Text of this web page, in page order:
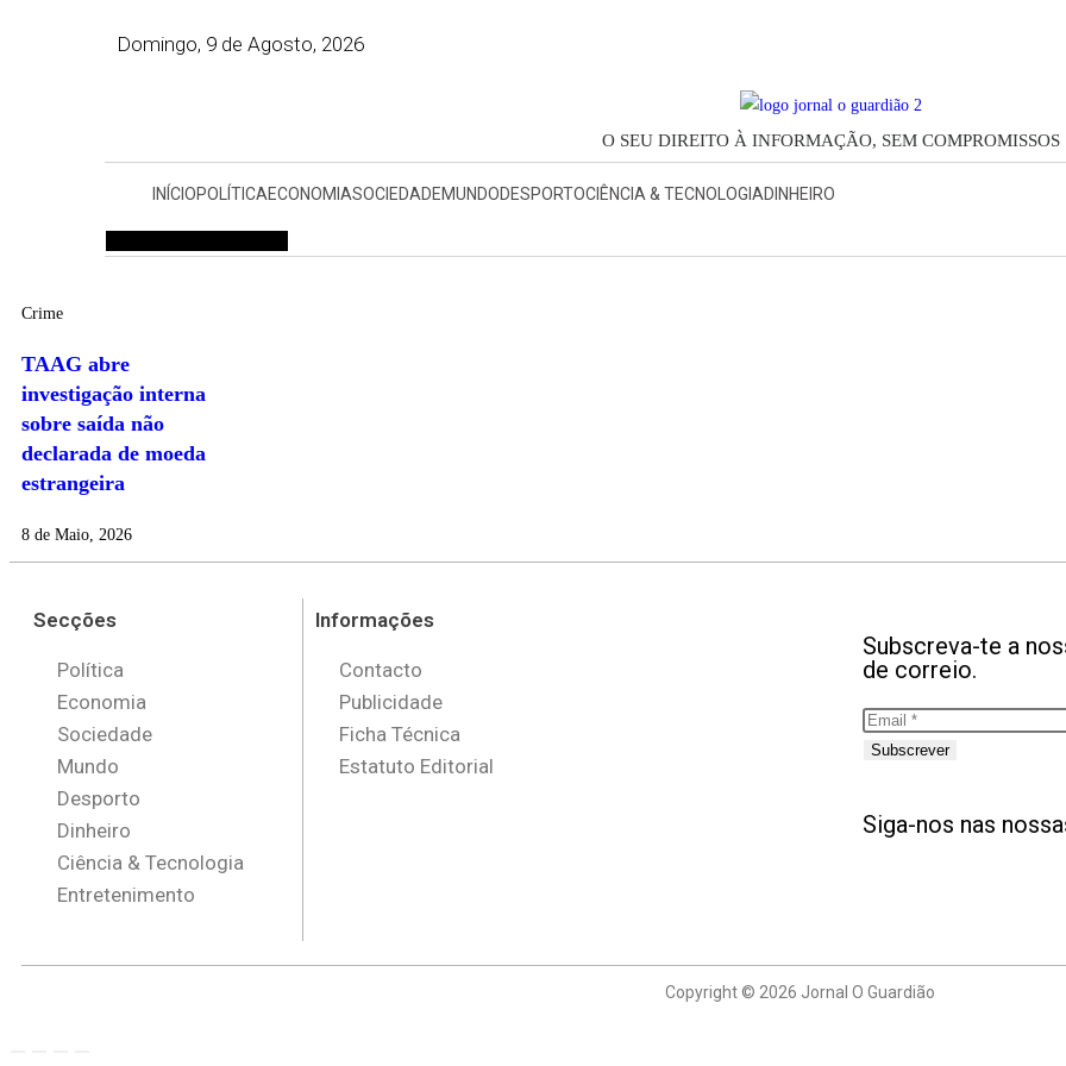
Domingo, 9 de Agosto, 2026
O SEU DIREITO À INFORMAÇÃO, SEM COMPROMISSOS
INÍCIOPOLÍTICAECONOMIASOCIEDADEMUNDODESPORTOCIÊNCIA & TECNOLOGIADINHEIRO
Crime
TAAG abre
investigação interna
sobre saída não
declarada de moeda
estrangeira
8 de Maio, 2026
Secções
Política
Economia
Sociedade
Mundo
Desporto
Dinheiro
Ciência & Tecnologia
Entretenimento
Informações
Contacto
Publicidade
Ficha Técnica
Estatuto Editorial
Subscreva-te a
de correio.
Subscrever
Siga-nos nas
Copyright © 2026 Jornal O Guardião